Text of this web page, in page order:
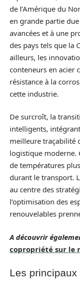
de l’Amérique du
en grande partie
avancées et à une
des pays tels que la
ailleurs, les
conteneurs en acier
résistance à la
cette industrie.
De surcroît, la
intelligents,
meilleure traçabilité
logistique moderne.
de températures
durant le transport.
au centre des
l’optimisation des
renouvelables
A découvrir
copropriété sur le
Les